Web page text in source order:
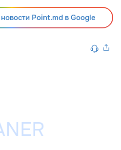
Point.md в Google